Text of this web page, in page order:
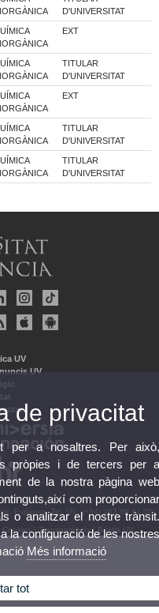
D'UNIVERSITAT
EXT
TITULAR
D'UNIVERSITAT
EXT
TITULAR
D'UNIVERSITAT
TITULAR
D'UNIVERSITAT
UV
UV
Espanya. Tel. UV: (+34) 963 86 41 00
Cookies Transparència | Bústia UV
de privacitat
per a nosaltres. Per
pròpies i de tercers per
de la nostra pàgina
com
o analitzar el nostre
la configuració de les
Més informació
tot